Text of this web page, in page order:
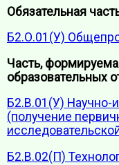
Обязательная
Б2.О.01(У)
Часть,
образовательных
Б2.В.01(У) Научно-
(получение
Б2.В.02(П)